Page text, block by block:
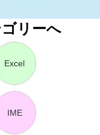
リーへ
Excel
IME